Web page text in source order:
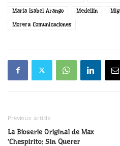
María Isabel Arango Medellín
Morera Comunicaciones
Previous article
La Bioserie Original de Max
‘Chespirito: Sin Querer